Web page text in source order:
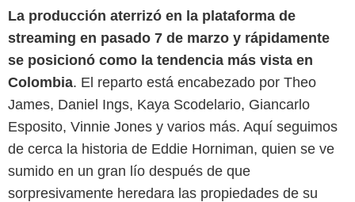
La producción aterrizó en la plataforma de
streaming en pasado 7 de marzo y rápidamente
se posicionó como la tendencia más vista en
Colombia. El reparto está encabezado por Theo
James, Daniel Ings, Kaya Scodelario, Giancarlo
Esposito, Vinnie Jones y varios más. Aquí seguimos
de cerca la historia de Eddie Horniman, quien se ve
sumido en un gran lío después de que
sorpresivamente heredara las propiedades de su
Netflix